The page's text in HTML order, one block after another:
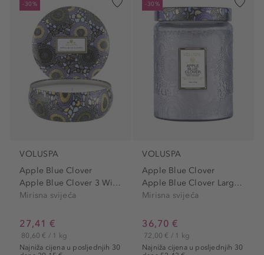
-30%
VOLUSPA
Apple Blue Clover
Apple Blue Clover 3 Wick...
Mirisna svijeća
27,41 €
Najniža cijena u posljednjih 30
80,60 € / 1 kg
-30%
VOLUSPA
Apple Blue Clover
Apple Blue Clover Large Jar...
Mirisna svijeća
36,70 €
Najniža cijena u posljednjih 30
72,00 € / 1 kg